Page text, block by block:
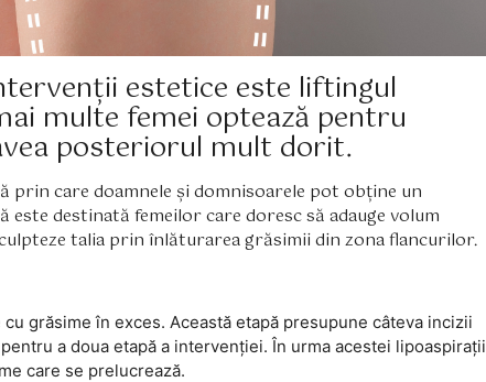
estetice este liftingul
multe femei optează pentru
posteriorul mult dorit.
prin care doamnele și domnisoarele pot obține un
destinată femeilor care doresc să adauge volum
talia prin înlăturarea grăsimii din zona flancurilor.
grăsime în exces. Această etapă presupune câteva incizii
a doua etapă a intervenției. În urma acestei lipoaspirații
care se prelucrează.